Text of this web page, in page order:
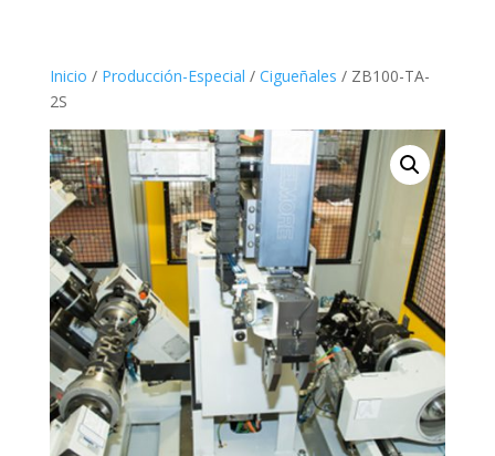
Inicio / Producción-Especial / Cigueñales / ZB100-TA-
2S